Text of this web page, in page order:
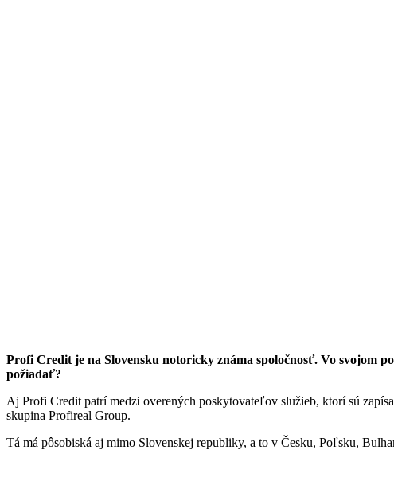
Profi Credit je na Slovensku notoricky známa spoločnosť. Vo svojom
požiadať?
Aj Profi Credit patrí medzi overených poskytovateľov služieb, ktorí sú
skupina Profireal Group.
Tá má pôsobiská aj mimo Slovenskej republiky, a to v Česku, Poľsku,